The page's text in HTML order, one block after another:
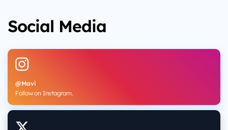
Social Media
@Mavi
Follow on Instagram.